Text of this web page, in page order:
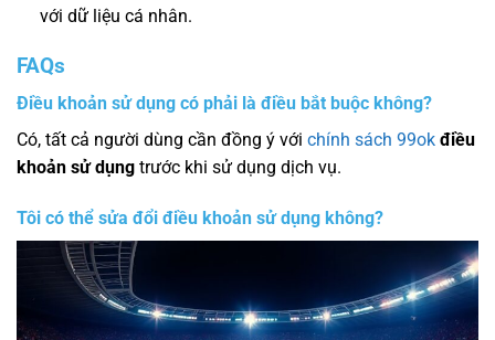
với dữ liệu cá nhân.
FAQs
Điều khoản sử dụng có phải là điều bắt buộc không?
Có, tất cả người dùng cần đồng ý với chính sách 99ok điều
khoản sử dụng trước khi sử dụng dịch vụ.
Tôi có thể sửa đổi điều khoản sử dụng không?